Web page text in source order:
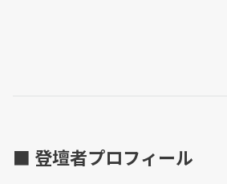
■ 登壇者プロフィール